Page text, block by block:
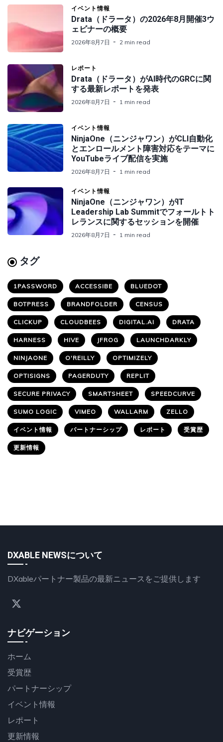
イベント情報
Drata（ドラータ）の2026年8月開催3ウ
ェビナーの概要
2026年8月7日 2 min read
レポート
Drata（ドラータ）がAI時代のGRCに関
する最新レポートを発表
2026年8月7日 1 min read
イベント情報
NinjaOne（ニンジャワン）がCLI自動化
とエンロールメント障害対応をテーマに
YouTubeライブ配信を実施
2026年8月7日 1 min read
イベント情報
NinjaOne（ニンジャワン）がIT
Leadership Lab Summitでフォールトト
レランスに関するセッションを開催
2026年8月7日 1 min read
タグ
1PASSWORD ACCESSIBE BLUEDOT
BOTPRESS BRANDFOLDER CENSUS
CLICKUP CLOUDBEES DIGITAL.AI DRATA
HARNESS HIVE JFROG LAUNCHDARKLY
NINJAONE O'REILLY OPTIMIZELY
OPTISIGNS PAGERDUTY REPLIT
SECURE PRIVACY SMARTSHEET SPEEDCURVE
SUMO LOGIC VIMEO WALLARM ZELLO
イベント情報 パートナーシップ レポート 受賞歴
更新情報
DXABLE NEWSについて
DXableパートナー製品の最新ニュースをご提供します
ナビゲーション
ホーム
受賞歴
パートナーシップ
イベント情報
レポート
更新情報